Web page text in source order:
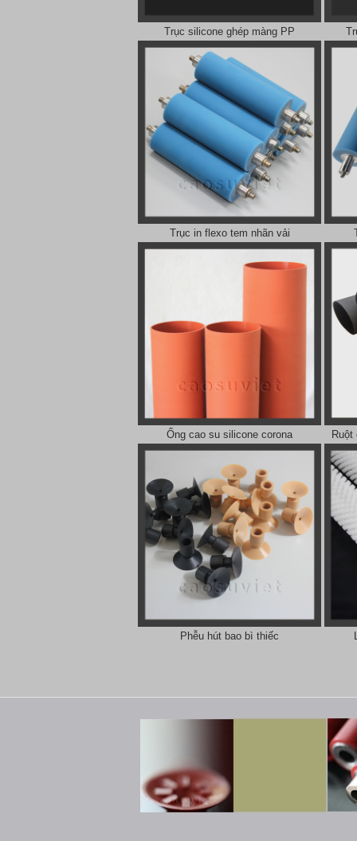
Trục silicone ghép màng PP
Trục in flexo tem nhãn vải
Ống cao su silicone corona Ruột
Phễu hút bao bì thiếc